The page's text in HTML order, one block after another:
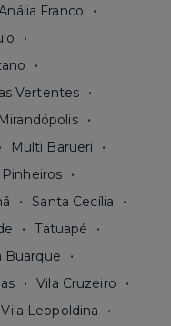
Franco
Vertentes
Mirandópolis
Multi Barueri
Pinheiros
Santa Cecília
Tatuapé
Buarque
Vila Cruzeiro
Vila Leopoldina